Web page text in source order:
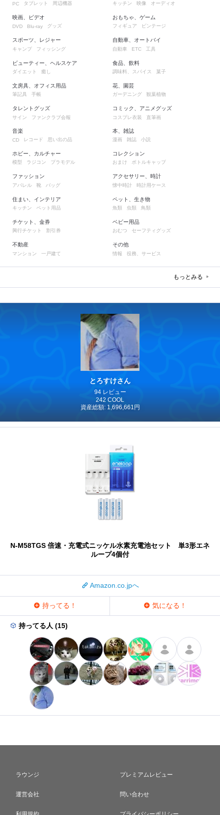
PC タブレット 周辺機器
映画、ビデオ
DVD Blu-ray グッズ
スポーツ、レジャー
キャンプ フィッシング
ビューティー、ヘルスケア
ダイエット 癒し
文房具、オフィス用品
筆記具 手帳
タレントグッズ
サイン ファンクラブ会報
キッチン 映像 オーディオ
おもちゃ、ゲーム
フィギュア ビンテージ
自動車、オートバイ
自動車 ETC 工具
食品、飲料
調味料、スパイス 菓子
花、園芸
ガーデニング 観葉植物
コミック、アニメグッズ
コスプレ衣装 直筆画
音楽
CD レコード 思い出の品
ホビー、カルチャー
模型 ラジコン プラモデル
ファッション
アパレル 靴 バッグ
住まい、インテリア
キッチン ペット用品
チケット、金券
興行チケット 割引券
不動産
マンション 一戸建て
本、雑誌
漫画 雑誌 小説
コレクション
おまけ ボトルキャップ
アクセサリー、時計
懐中時計 時計用ケース
ペット、生き物
魚類 虫類 鳥類
ベビー用品
おむつ セーフティグッズ
その他
情報 役務、サービス
もっとみる
とろすけさん
94 レビュー
242 COOL
資産総額: 1,696,661円
N-M58TGS 倍速・充電式ニッケル水素充電池セット 単3形エネ
ループ4個付
Amazon.co.jpへ
持ってる！ 気になる！
持ってる人 (15)
ラウンジ プレミアムレビュー
運営会社 問い合わせ